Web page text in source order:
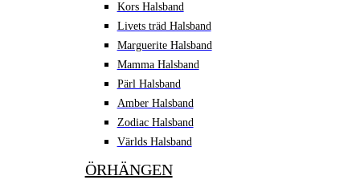
Kors Halsband
Livets träd Halsband
Marguerite Halsband
Mamma Halsband
Pärl Halsband
Amber Halsband
Zodiac Halsband
Världs Halsband
ÖRHÄNGEN